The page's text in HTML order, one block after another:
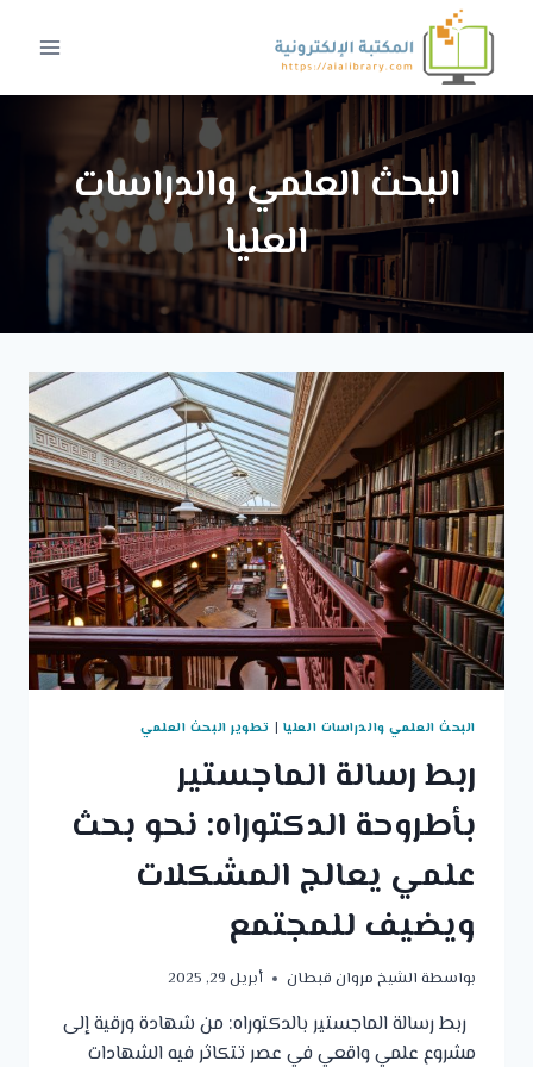
المحتوى
البحث العلمي والدراسات
العليا
البحث العلمي والدراسات العليا | تطوير البحث العلمي
ربط رسالة الماجستير
بأطروحة الدكتوراه: نحو بحث
علمي يعالج المشكلات
ويضيف للمجتمع
بواسطة الشيخ مروان قبطان أبريل 29, 2025
ربط رسالة الماجستير بالدكتوراه: من شهادة ورقية إلى
مشروع علمي واقعي في عصر تتكاثر فيه الشهادات